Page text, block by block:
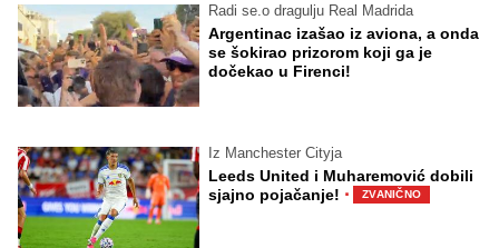
Radi se.o dragulju Real Madrida
Argentinac izašao iz aviona, a onda
se šokirao prizorom koji ga je
dočekao u Firenci!
Iz Manchester Cityja
Leeds United i Muharemović dobili
sjajno pojačanje! · ZVANIČNO